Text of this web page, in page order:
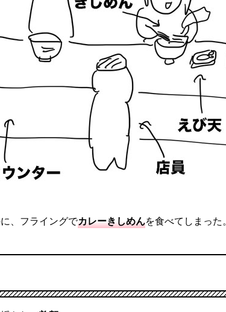
、フライングでカレーきしめんを食べてしまった。